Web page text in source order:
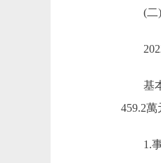
(二)
2022
基本
459.2
1.事